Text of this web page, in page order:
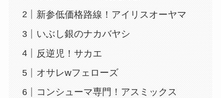
新参低価格路線！アイリスオーヤマ
いぶし銀のナカバヤシ
反逆児！サカエ
オサレwフェローズ
コンシューマ専門！アスミックス